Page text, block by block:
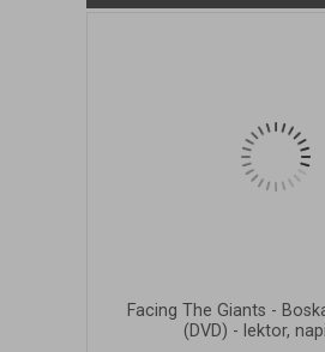
Facing The Giants -
(DVD) - lektor,